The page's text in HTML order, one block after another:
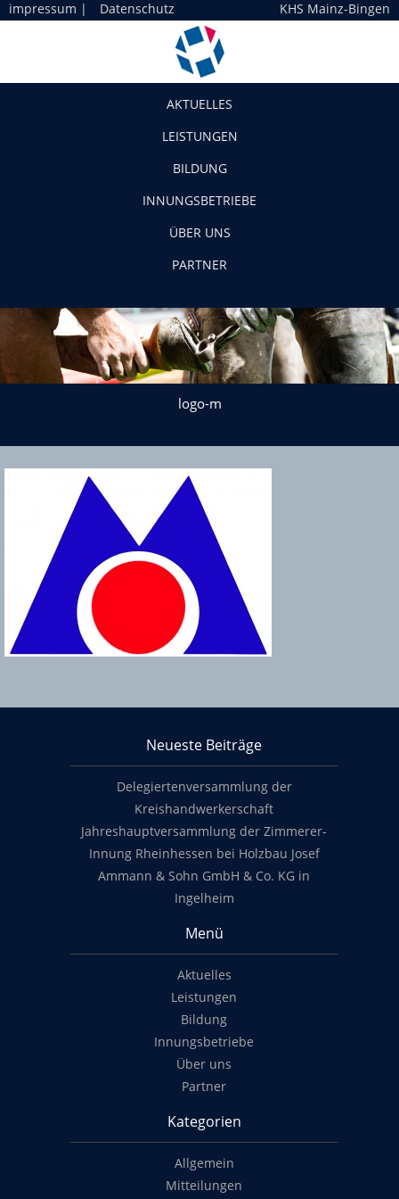
impressum | Datenschutz KHS Mainz-Bingen
AKTUELLES
LEISTUNGEN
BILDUNG
INNUNGSBETRIEBE
ÜBER UNS
PARTNER
logo-m
Neueste Beiträge
Delegiertenversammlung der
Kreishandwerkerschaft
Jahreshauptversammlung der Zimmerer-
Innung Rheinhessen bei Holzbau Josef
Ammann & Sohn GmbH & Co. KG in
Ingelheim
Menü
Aktuelles
Leistungen
Bildung
Innungsbetriebe
Über uns
Partner
Kategorien
Allgemein
Mitteilungen